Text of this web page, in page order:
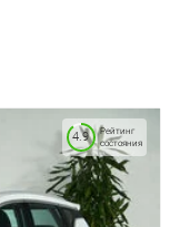
Рейтинг
состояния
4.9